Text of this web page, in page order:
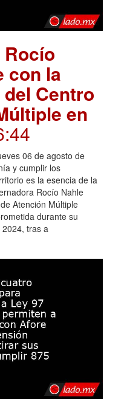
con la
Centro
en
06 de agosto de
y cumplir los
es la esencia de la
Rocío Nahle
Atención Múltiple
durante su
tras a